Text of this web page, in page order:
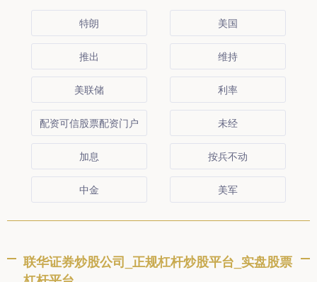
特朗 美国
推出 维持
美联储 利率
配资可信股票配资门户 未经
加息 按兵不动
中金 美军
联华证券炒股公司_正规杠杆炒股平台_实盘股票